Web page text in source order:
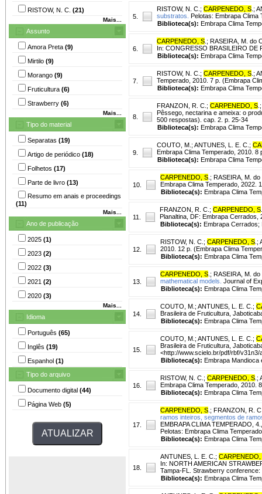
RISTOW, N. C. (21)
Mais...
Assunto
Amora Preta (9)
Mirtilo (9)
Morango (9)
Fruticultura (6)
Strawberry (6)
Mais...
Tipo do material
Separatas (19)
Artigo de periódico (18)
Folhetos (17)
Parte de livro (13)
Resumo em anais e proceedings
(11)
Mais...
Ano de publicação
2025 (1)
2023 (2)
2022 (3)
2021 (2)
2020 (3)
Mais...
Idioma
Português (65)
Inglês (19)
Espanhol (1)
Tipo do arquivo
Documento digital (44)
Página Web (5)
5.
RISTOW, N. C. ; CARPENEDO, S ;
substratos. Pelotas: Embrapa Clima
Biblioteca(s): Embrapa Clima
6.
CARPENEDO, S ; RASEIRA, M. do
In: CONGRESSO BRASILEIRO DE
Biblioteca(s): Embrapa Clima
7.
RISTOW, N. C. ; CARPENEDO, S ;
Temperado, 2010. 7 p. (Embrapa
Biblioteca(s): Embrapa Clima
8.
FRANZON, R. C. ; CARPENEDO, S
Pêssego, nectarina e ameixa: o
500 respostas). cap. 2. p. 25-34
Biblioteca(s): Embrapa Clima
9.
COUTO, M. ; ANTUNES, L. E. C. ;
Embrapa Clima Temperado, 2010.
Biblioteca(s): Embrapa Clima
10.
CARPENEDO, S ; RASEIRA, M. do
Embrapa Clima Temperado, 2022.
Biblioteca(s): Embrapa Clima
11.
FRANZON, R. C. ; CARPENEDO, S
Planaltina, DF: Embrapa
Biblioteca(s): Embrapa Cerrados;
12.
RISTOW, N. C. ; CARPENEDO, S ;
2010. 12 p. (Embrapa Clima
Biblioteca(s): Embrapa Clima
13.
CARPENEDO, S ; RASEIRA, M. do
mathematical models. Journal of
Biblioteca(s): Embrapa Clima
14.
COUTO, M. ; ANTUNES, L. E. C. ;
Brasileira de Fruticultura,
Biblioteca(s): Embrapa Clima
15.
COUTO, M. ; ANTUNES, L. E. C. ;
Brasileira de Fruticultura,
<http://www.scielo.br/pdf/rbf/v31n3/
Biblioteca(s): Embrapa Mandioca
16.
RISTOW, N. C. ; CARPENEDO, S ;
Embrapa Clima Temperado, 2010.
Biblioteca(s): Embrapa Clima
17.
CARPENEDO, S ; FRANZON, R.
ramos inteiros, segmentos de
EMBRAPA CLIMA TEMPERADO,
Pelotas: Embrapa Clima
Biblioteca(s): Embrapa Clima
18.
ANTUNES, L. E. C. ; CARPENEDO,
In: NORTH AMERICAN
Tampa-FL. Strawberry
Biblioteca(s): Embrapa Clima